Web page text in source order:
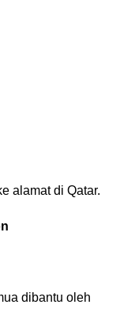
alamat di Qatar.
dibantu oleh